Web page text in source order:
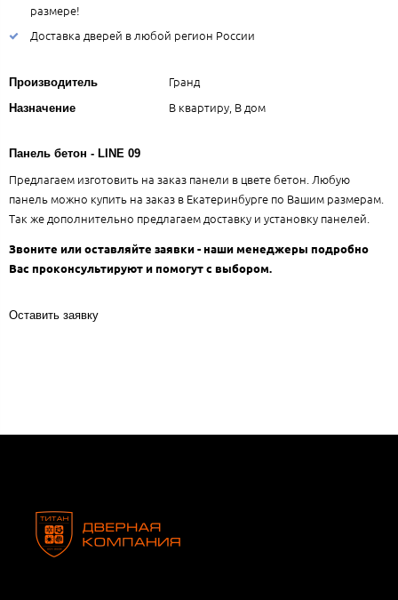
размере!
Доставка дверей в любой регион России
Производитель Гранд
Назначение В квартиру, В дом
Панель бетон - LINE 09
Предлагаем изготовить на заказ панели в цвете бетон. Любую
панель можно купить на заказ в Екатеринбурге по Вашим размерам.
Так же дополнительно предлагаем доставку и установку панелей.
Звоните или оставляйте заявки - наши менеджеры подробно
Вас проконсультируют и помогут с выбором.
Оставить заявку